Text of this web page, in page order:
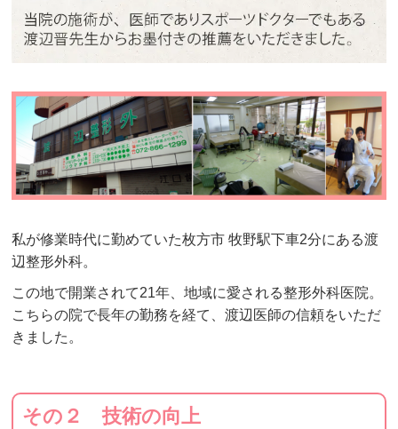
私が修業時代に勤めていた枚方市 牧野駅下車2分にある渡
辺整形外科。
この地で開業されて21年、地域に愛される整形外科医院。
こちらの院で長年の勤務を経て、渡辺医師の信頼をいただ
きました。
その２ 技術の向上